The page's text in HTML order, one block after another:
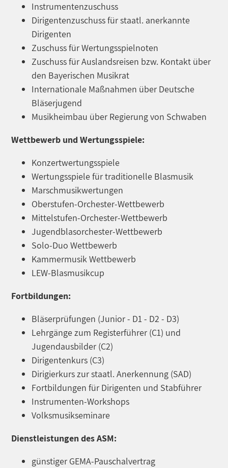
Instrumentenzuschuss
Dirigentenzuschuss für staatl. anerkannte
Dirigenten
Zuschuss für Wertungsspielnoten
Zuschuss für Auslandsreisen bzw. Kontakt über
den Bayerischen Musikrat
Internationale Maßnahmen über Deutsche
Bläserjugend
Musikheimbau über Regierung von Schwaben
Wettbewerb und Wertungsspiele:
Konzertwertungsspiele
Wertungsspiele für traditionelle Blasmusik
Marschmusikwertungen
Oberstufen-Orchester-Wettbewerb
Mittelstufen-Orchester-Wettbewerb
Jugendblasorchester-Wettbewerb
Solo-Duo Wettbewerb
Kammermusik Wettbewerb
LEW-Blasmusikcup
Fortbildungen:
Bläserprüfungen (Junior - D1 - D2 - D3)
Lehrgänge zum Registerführer (C1) und
Jugendausbilder (C2)
Dirigentenkurs (C3)
Dirigierkurs zur staatl. Anerkennung (SAD)
Fortbildungen für Dirigenten und Stabführer
Instrumenten-Workshops
Volksmusikseminare
Dienstleistungen des ASM:
günstiger GEMA-Pauschalvertrag